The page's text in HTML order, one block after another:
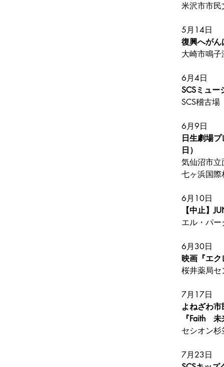
米沢市市民
5月14日
復興へが
大崎市鳴
6月4日
SCSミュ
SCS稽古場
6月9日
日生劇場プレゼ
日）
気仙沼市
七ヶ浜国
6月10日
【中止】
エル・パ
6月30日
映画『エ
桜井薬局
7月17日
よねざわ
『Faith　
セシオン杉
7月23日